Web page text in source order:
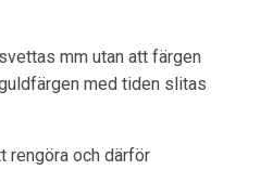
mm utan att färgen
med tiden slitas
och därför